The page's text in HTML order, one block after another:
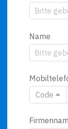
Name
Code